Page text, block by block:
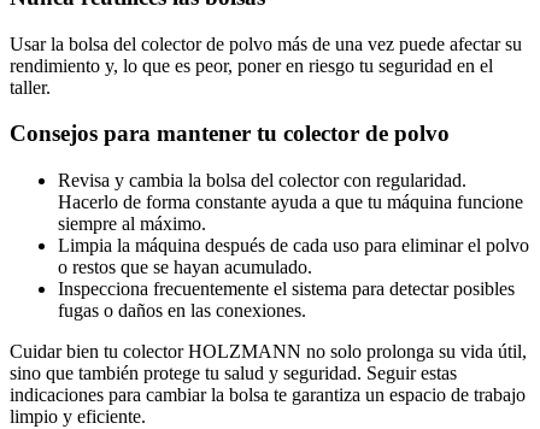
Usar la bolsa del colector de polvo más de una vez puede afectar su
rendimiento y, lo que es peor, poner en riesgo tu seguridad en el
taller.
Consejos para mantener tu colector de polvo
Revisa y cambia la bolsa del colector con regularidad.
Hacerlo de forma constante ayuda a que tu máquina funcione
siempre al máximo.
Limpia la máquina después de cada uso para eliminar el polvo
o restos que se hayan acumulado.
Inspecciona frecuentemente el sistema para detectar posibles
fugas o daños en las conexiones.
Cuidar bien tu colector HOLZMANN no solo prolonga su vida útil,
sino que también protege tu salud y seguridad. Seguir estas
indicaciones para cambiar la bolsa te garantiza un espacio de trabajo
limpio y eficiente.